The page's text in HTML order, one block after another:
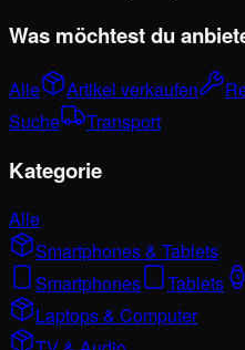
Was möchtest du
Alle Artikel verkaufen
Suche
Transport
Kategorie
Alle
Smartphones & Tablets
Smartphones
Tablets
Laptops & Computer